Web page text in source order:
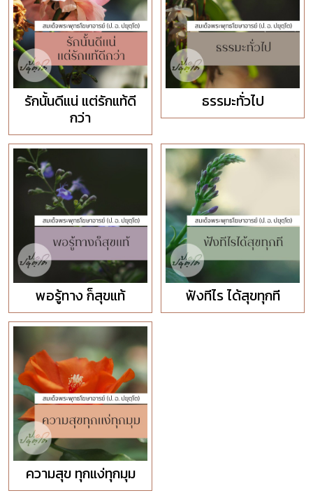
รักนั้นดีแน่ แต่รักแท้ดี
กว่า
ธรรมะทั่วไป
พอรู้ทาง ก็สุขแท้ ฟังทีไร ได้สุขทุกที
ความสุข ทุกแง่ทุกมุม